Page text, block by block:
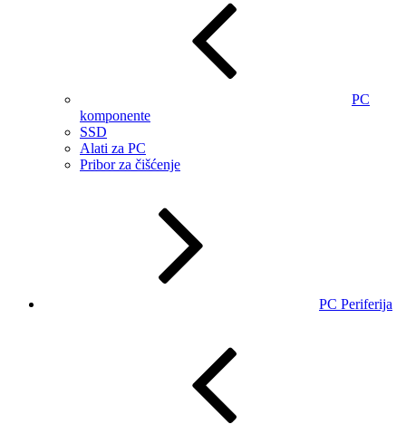
PC
komponente
SSD
Alati za PC
Pribor za čišćenje
PC Periferija